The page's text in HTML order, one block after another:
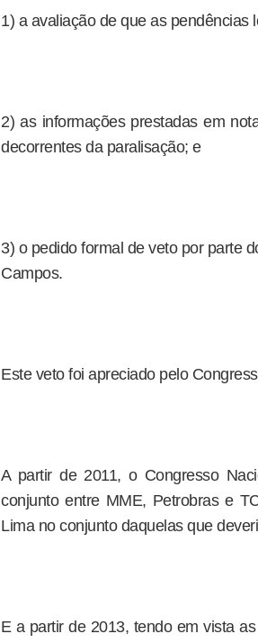
1) a avaliação de que as pendências
2) as informações prestadas em
decorrentes da paralisação; e
3) o pedido formal de veto por parte
Campos.
Este veto foi apreciado pelo
A partir de 2011, o Congresso
conjunto entre MME, Petrobras e
Lima no conjunto daquelas que
E a partir de 2013, tendo em vista